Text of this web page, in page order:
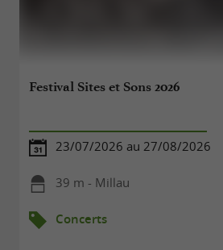
Festival Sites et Sons 2026
23/07/2026 au 27/08/2026
39 m - Millau
Concerts